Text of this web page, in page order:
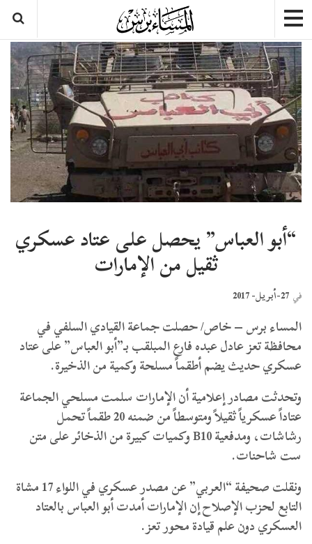
“أبو العباس” يحصل على عتاد عسكري
ثقيل من الإمارات
في 27-أبريل- 2017
المساء برس – خاص/ حصلت جماعة القيادي السلفي في
محافظة تعز عادل عبده فارع المبلقب بـ”أبو العباس” على عتاد
عسكري حديث يضم أطقماً مسلحة وكمية من الذخيرة.
وتحدثت مصادر إعلامية أن الإمارات سلمت مسلحي الجماعة
عتاداً عسكرياً ثقيلاً ومتوسطاً من ضمنه 20 طقماً تحمل
رشاشات، ومدفعية B10 وكميات كبيرة من الذخائر على متن
ست شاحنات.
ونقلت صحيفة “العربي” عن مصدر عسكري في اللواء 17 مشاة
التابع لحزب الإصلاح إن الإمارات أمدت أبو العباس بالعتاد
العسكري دون علم قيادة محور تعز.